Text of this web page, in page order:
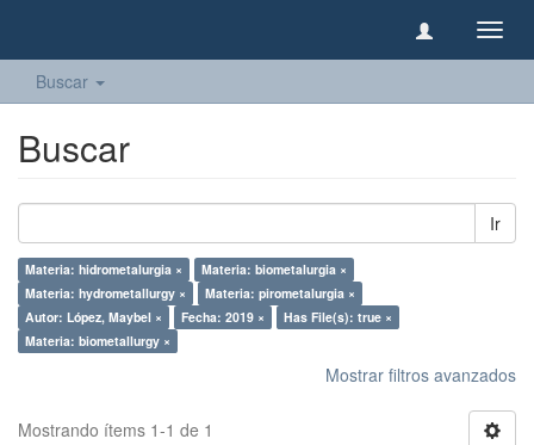
Buscar
Buscar
Ir
Materia: hidrometalurgia ×
Materia: biometalurgia ×
Materia: hydrometallurgy ×
Materia: pirometalurgia ×
Autor: López, Maybel ×
Fecha: 2019 ×
Has File(s): true ×
Materia: biometallurgy ×
Mostrar filtros avanzados
Mostrando ítems 1-1 de 1